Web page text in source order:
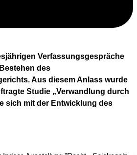
Verfassungsgespräche
des
Aus diesem Anlass wurde
Studie „Verwandlung durch
sich mit der Entwicklung des